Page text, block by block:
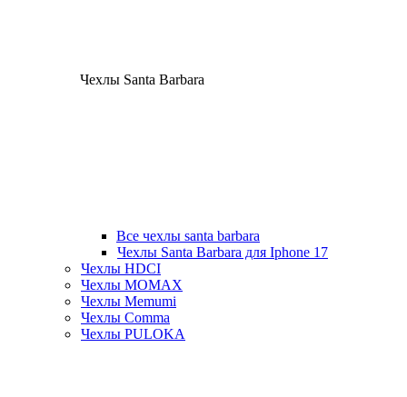
Чехлы Santa Barbara
Все чехлы santa barbara
Чехлы Santa Barbara для Iphone 17
Чехлы HDCI
Чехлы MOMAX
Чехлы Memumi
Чехлы Comma
Чехлы PULOKA